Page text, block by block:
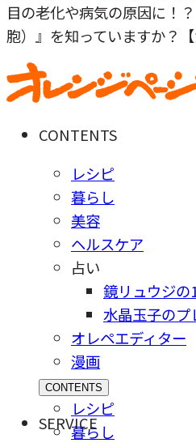
目の老化や病気の原因に！
胞）』を知っていますか？
CONTENTS
レシピ
暮らし
美容
ヘルスケア
占い
鏡リュウジの
水晶玉子のプ
オレペエディター
漫画
CONTENTS
レシピ
暮らし
SERVICE